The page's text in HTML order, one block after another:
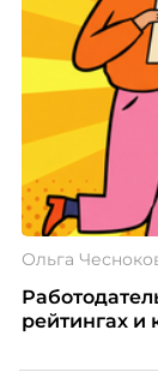
Ольга
рейтингах и